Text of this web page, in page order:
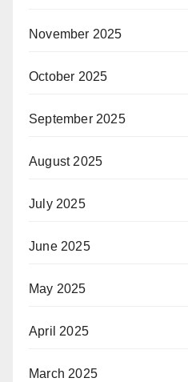
November 2025
October 2025
September 2025
August 2025
July 2025
June 2025
May 2025
April 2025
March 2025